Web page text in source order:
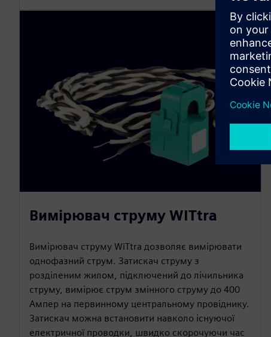
Вимірювач струму WITtra
Вимірювач струму WiTtra дозволяє вимірювати
однофазний струм. Затискач струму з
розділеним жилом, підключений до лічильника
струму, вимірює струм змінного струму до 400
Ампер на первинному центральному провіднику.
Затискач можна встановити навколо існуючої
електричної проводки, швидко скорочуючи час